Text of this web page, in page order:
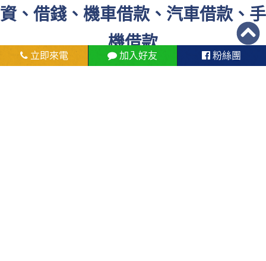
資、借錢、機車借款、汽車借款、手
機借款
立即來電 加入好友 粉絲團